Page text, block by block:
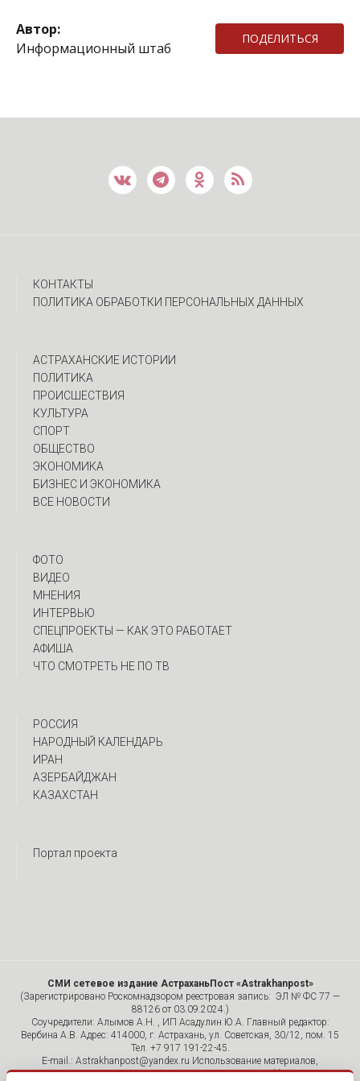
Автор:
Информационный штаб
ПОДЕЛИТЬСЯ
КОНТАКТЫ
ПОЛИТИКА ОБРАБОТКИ ПЕРСОНАЛЬНЫХ ДАННЫХ
АСТРАХАНСКИЕ ИСТОРИИ
ПОЛИТИКА
ПРОИСШЕСТВИЯ
КУЛЬТУРА
СПОРТ
ОБЩЕСТВО
ЭКОНОМИКА
БИЗНЕС И ЭКОНОМИКА
ВСЕ НОВОСТИ
ФОТО
ВИДЕО
МНЕНИЯ
ИНТЕРВЬЮ
CПЕЦПРОЕКТЫ — КАК ЭТО РАБОТАЕТ
АФИША
ЧТО СМОТРЕТЬ НЕ ПО ТВ
РОССИЯ
НАРОДНЫЙ КАЛЕНДАРЬ
ИРАН
АЗЕРБАЙДЖАН
КАЗАХСТАН
Портал проекта
СМИ сетевое издание АстраханьПост «Astrakhanpost»
(Зарегистрировано Роскомнадзором реестровая запись: ЭЛ № ФС 77 —
88126 от 03.09.2024.)
Соучредители: Алымов А.Н. , ИП Асадулин Ю.А. Главный редактор:
Вербина А.В. Адрес: 414000, г. Астрахань, ул. Советская, 30/12, пом. 15
Тел. +7 917 191-22-45.
E-mail.: Astrakhanpost@yandex.ru Использование материалов,
размещенных на страницах сетевого издания «Astrakhanpost»,